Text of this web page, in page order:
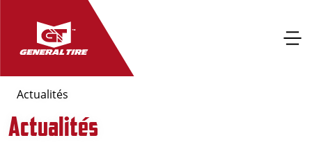
Actualités
Actualités